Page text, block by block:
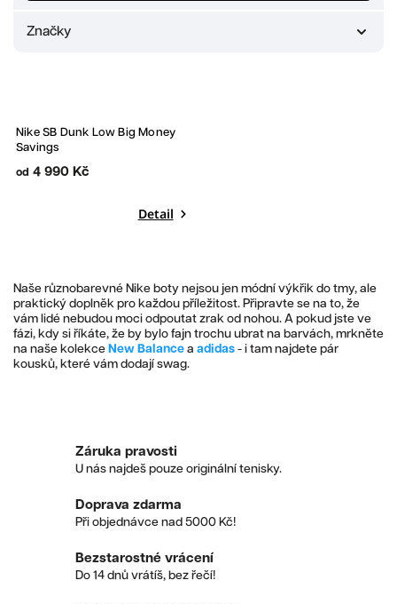
Značky
Bestseller
Nike SB Dunk Low Big Money
Savings
od 4 990 Kč
Detail
Naše různobarevné Nike boty nejsou jen módní výkřik do tmy, ale
praktický doplněk pro každou příležitost. Připravte se na to, že
vám lidé nebudou moci odpoutat zrak od nohou. A pokud jste ve
fázi, kdy si říkáte, že by bylo fajn trochu ubrat na barvách, mrkněte
na naše kolekce New Balance a adidas - i tam najdete pár
kousků, které vám dodají swag.
Záruka pravosti
U nás najdeš pouze originální tenisky.
Doprava zdarma
Při objednávce nad 5000 Kč!
Bezstarostné vrácení
Do 14 dnů vrátíš, bez řečí!